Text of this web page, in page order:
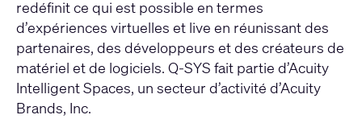
redéfinit ce qui est possible en termes
d’expériences virtuelles et live en réunissant des
partenaires, des développeurs et des créateurs de
matériel et de logiciels. Q-SYS fait partie d’Acuity
Intelligent Spaces, un secteur d’activité d’Acuity
Brands, Inc.